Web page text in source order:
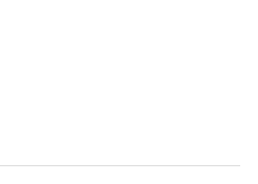
die Folie jederzeit
in Deutschland,